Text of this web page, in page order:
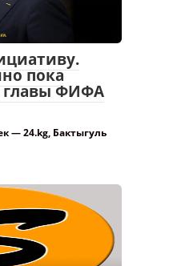
пока
главы ФИФА
— 24.kg, Бактыгуль